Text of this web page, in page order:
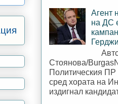
Агент
на ДС
Стоянова/
Политическия
сред хората на
издигнал